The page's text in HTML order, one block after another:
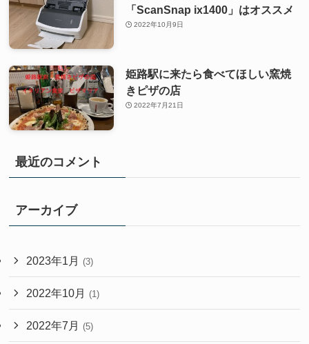
「ScanSnap ix1400」はオススメ
2022年10月9日
姫路駅に来たら食べてほしい窯焼
きピザの店
2022年7月21日
最近のコメント
アーカイブ
2023年1月 (3)
2022年10月 (1)
2022年7月 (5)